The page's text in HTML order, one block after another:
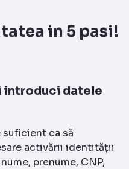
in 5 pasi!
introduci datele
ca să
activării identității
prenume, CNP,